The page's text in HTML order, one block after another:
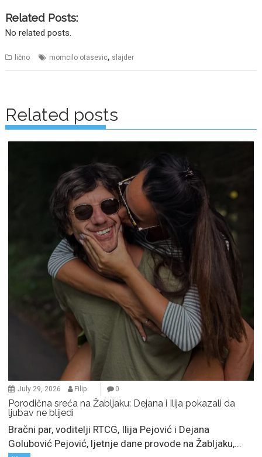
Related Posts:
No related posts.
lično momcilo otasevic, slajder
navigation
Related posts
July 29, 2026 Filip 0
Porodična sreća na Žabljaku: Dejana i Ilija pokazali da
ljubav ne blijedi
Bračni par, voditelji RTCG, Ilija Pejović i Dejana
Golubović Pejović, ljetnje dane provode na Žabljaku,...